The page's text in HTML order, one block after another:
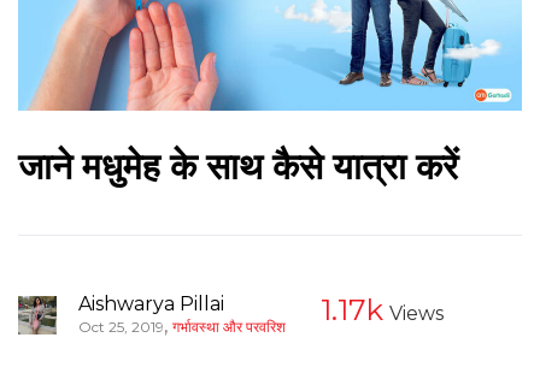
जाने मधुमेह के साथ कैसे यात्रा करें
Aishwarya Pillai
Oct 25, 2019, गर्भावस्था और परवरिश 1.17k Views